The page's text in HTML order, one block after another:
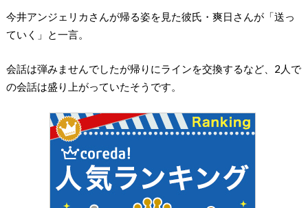
今井アンジェリカさんが帰る姿を見た彼氏・爽日さんが「送っ
ていく」と一言。
会話は弾みませんでしたが帰りにラインを交換するなど、2人で
の会話は盛り上がっていたそうです。